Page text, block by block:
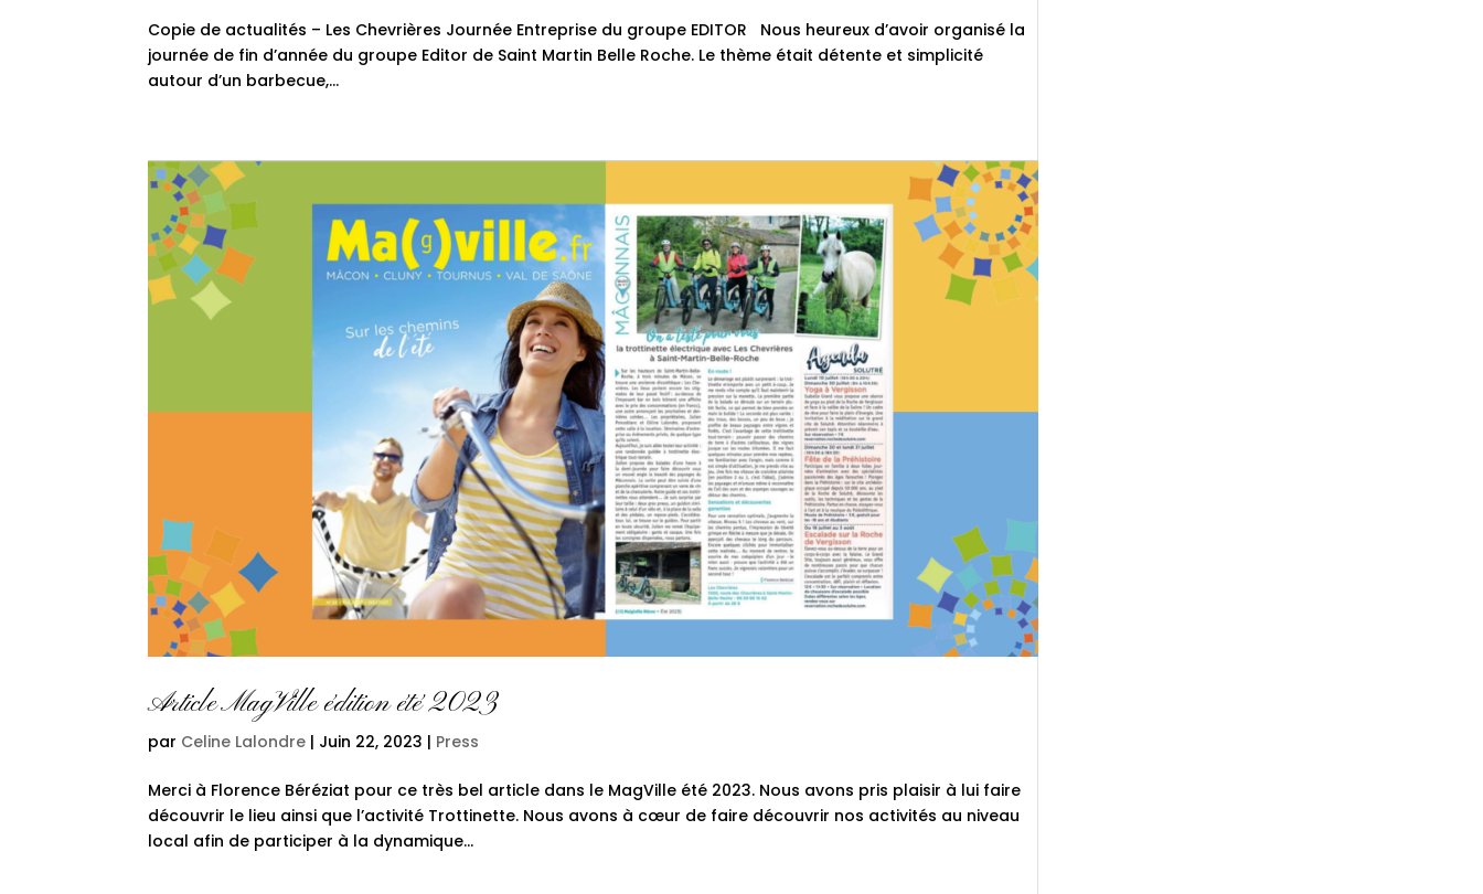
Copie de actualités – Les Chevrières Journée Entreprise du groupe EDITOR Nous heureux d’avoir organisé la
journée de fin d’année du groupe Editor de Saint Martin Belle Roche. Le thème était détente et simplicité
autour d’un barbecue,...
Article MagVille édition été 2023
par Celine Lalondre | Juin 22, 2023 | Press
Merci à Florence Béréziat pour ce très bel article dans le MagVille été 2023. Nous avons pris plaisir à lui faire
découvrir le lieu ainsi que l’activité Trottinette. Nous avons à cœur de faire découvrir nos activités au niveau
local afin de participer à la dynamique...